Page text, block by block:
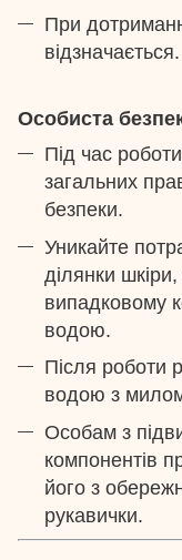
При
відзначається.
Особиста
Під час
загальних
безпеки.
Уникайте
ділянки
випадковому
водою.
Після роботи
водою з
Особам з
компонентів
його з
рукавички.